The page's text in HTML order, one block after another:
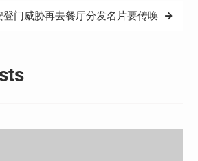
登门威胁再去餐厅分发名片要传唤